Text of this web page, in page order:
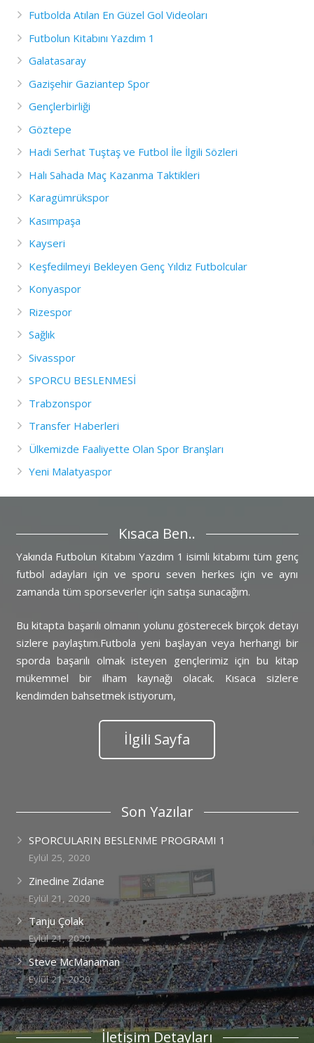
Futbolda Atılan En Güzel Gol Videoları
Futbolun Kitabını Yazdım 1
Galatasaray
Gazişehir Gaziantep Spor
Gençlerbirliği
Göztepe
Hadi Serhat Tuştaş ve Futbol İle İlgili Sözleri
Halı Sahada Maç Kazanma Taktikleri
Karagümrükspor
Kasımpaşa
Kayseri
Keşfedilmeyi Bekleyen Genç Yıldız Futbolcular
Konyaspor
Rizespor
Sağlık
Sivasspor
SPORCU BESLENMESİ
Trabzonspor
Transfer Haberleri
Ülkemizde Faaliyette Olan Spor Branşları
Yeni Malatyaspor
Kısaca Ben..
Yakında Futbolun Kitabını Yazdım 1 isimli kitabımı tüm genç
futbol adayları için ve sporu seven herkes için ve aynı
zamanda tüm sporseverler için satışa sunacağım.
Bu kitapta başarılı olmanın yolunu gösterecek birçok detayı
sizlere paylaştım.Futbola yeni başlayan veya herhangi bir
sporda başarılı olmak isteyen gençlerimiz için bu kitap
mükemmel bir ilham kaynağı olacak. Kısaca sizlere
kendimden bahsetmek istiyorum,
İlgili Sayfa
Son Yazılar
SPORCULARIN BESLENME PROGRAMI 1
Eylül 25, 2020
Zinedine Zidane
Eylül 21, 2020
Tanju Çolak
Eylül 21, 2020
Steve McManaman
Eylül 21, 2020
İletişim Detayları